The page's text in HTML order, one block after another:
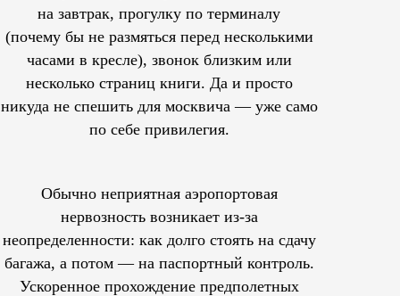
на завтрак, прогулку по терминалу
(почему бы не размяться перед несколькими
часами в кресле), звонок близким или
несколько страниц книги. Да и просто
никуда не спешить для москвича — уже само
по себе привилегия.
Обычно неприятная аэропортовая
нервозность возникает из-за
неопределенности: как долго стоять на сдачу
багажа, а потом — на паспортный контроль.
Ускоренное прохождение предполетных